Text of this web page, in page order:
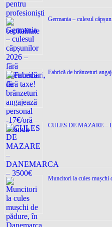
Germania – culesul
Fabrică de brânzeturi
CULES DE MAZARE –
Muncitori la cules mușchi